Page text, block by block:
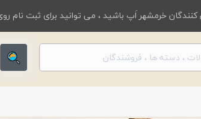
خرمشهر اَپ باشید ، می توانید برای ثبت نام